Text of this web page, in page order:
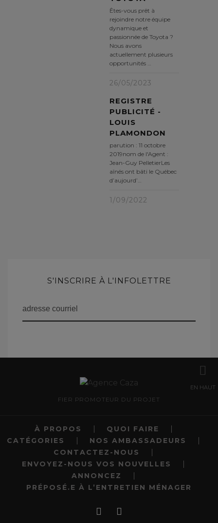
Êtes-vous prêt à
rejoindre notre équipe
dynamique et
passionnée de Toyota ?
Nous avons
actuellement plusieurs
opportunités …
26/05/2023
REGISTRE
PUBLICITÉ -
LOUIS
PLAMONDON
parution : 11 octobre
2019nom de l'Agent :
Jean-Guy PelletierLes
aînés ont bâti le Québec
d’aujourd’…
1/09/2022
S'INSCRIRE À L'INFOLETTRE
EN HAUT
FIER PROMOTEUR DU PROJET
À PROPOS
QUOI FAIRE
CATÉGORIES
NOS AMBASSADEURS
CONTACTEZ-NOUS
ENVOYEZ-NOUS VOS NOUVELLES
ANNONCEZ
PRÉPOSÉ.E À L’ENTRETIEN MÉNAGER